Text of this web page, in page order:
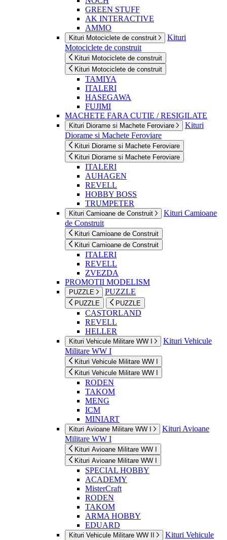
GREEN STUFF
AK INTERACTIVE
AMMO
Kituri Motociclete de construit
Kituri
Motociclete de construit
Kituri Motociclete de construit
Kituri Motociclete de construit
TAMIYA
ITALERI
HASEGAWA
FUJIMI
MACHETE FARA CUTIE / RESIGILATE
Kituri Diorame si Machete Feroviare
Kituri
Diorame si Machete Feroviare
Kituri Diorame si Machete Feroviare
Kituri Diorame si Machete Feroviare
ITALERI
AUHAGEN
REVELL
HOBBY BOSS
TRUMPETER
Kituri Camioane de Construit
Kituri Camioane
de Construit
Kituri Camioane de Construit
Kituri Camioane de Construit
ITALERI
REVELL
ZVEZDA
PROMOTII MODELISM
PUZZLE PUZZLE
PUZZLE PUZZLE
CASTORLAND
REVELL
HELLER
Kituri Vehicule Militare WW I
Kituri Vehicule
Militare WW I
Kituri Vehicule Militare WW I
Kituri Vehicule Militare WW I
RODEN
TAKOM
MENG
ICM
MINIART
Kituri Avioane Militare WW I
Kituri Avioane
Militare WW I
Kituri Avioane Militare WW I
Kituri Avioane Militare WW I
SPECIAL HOBBY
ACADEMY
MisterCraft
RODEN
TAKOM
ARMA HOBBY
EDUARD
Kituri Vehicule Militare WW II
Kituri Vehicule